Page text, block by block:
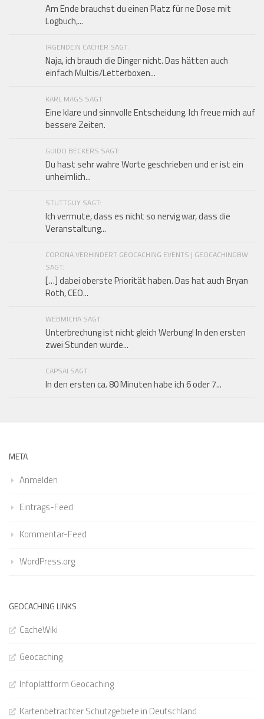
Am Ende brauchst du einen Platz für ne Dose mit
Logbuch,...
IRGENDEIN CACHER SAGT:
Naja, ich brauch die Dinger nicht. Das hätten auch
einfach Multis/Letterboxen...
KARL MAGS SAGT:
Eine klare und sinnvolle Entscheidung. Ich freue mich auf
bessere Zeiten.
GUIDO BECKERS SAGT:
Du hast sehr wahre Worte geschrieben und er ist ein
unheimlich...
STUTTGUY SAGT:
Ich vermute, dass es nicht so nervig war, dass die
Veranstaltung...
CORONA VERHINDERT GEOCACHING EVENTS | GEOCACHINGBW
SAGT:
[…] dabei oberste Priorität haben. Das hat auch Bryan
Roth, CEO...
WEBMICHA SAGT:
Unterbrechung ist nicht gleich Werbung! In den ersten
zwei Stunden wurde...
CAPSAI SAGT:
In den ersten ca. 80 Minuten habe ich 6 oder 7...
META
Anmelden
Eintrags-Feed
Kommentar-Feed
WordPress.org
GEOCACHING LINKS
CacheWiki
Geocaching
Infoplattform Geocaching
Kartenbetrachter Schutzgebiete in Deutschland